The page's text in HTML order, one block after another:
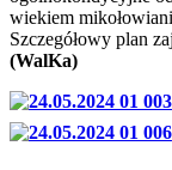
wiekiem
Szczegółowy plan
(WalKa)